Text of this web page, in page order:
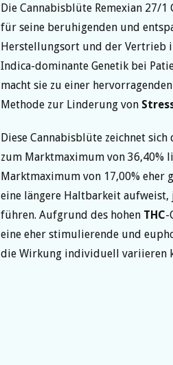
Die Cannabisblüte Remexian 27/1
für seine beruhigenden und
Herstellungsort und der Vertrieb
Indica-dominante Genetik bei
macht sie zu einer
Methode zur Linderung von
Diese Cannabisblüte zeichnet sich
zum Marktmaximum von 36,40%
Marktmaximum von 17,00% eher
eine längere Haltbarkeit aufweist,
führen. Aufgrund des hohen THC-
eine eher stimulierende und
die Wirkung individuell variieren